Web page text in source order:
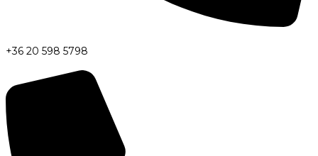
+36 20 598 5798